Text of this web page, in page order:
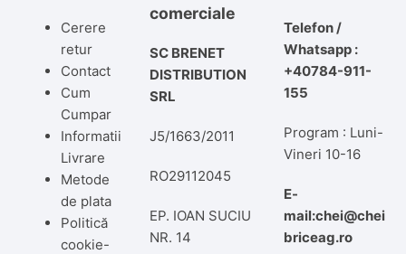
Cerere
retur
Contact
Cum
Cumpar
Informatii
Livrare
Metode
de plata
Politică
cookie-
comerciale
SC BRENET
DISTRIBUTION
SRL
J5/1663/2011
RO29112045
EP. IOAN SUCIU
NR. 14
Telefon /
Whatsapp :
+40784-911-
155
Program : Luni-
Vineri 10-16
E-
mail:chei@chei
briceag.ro